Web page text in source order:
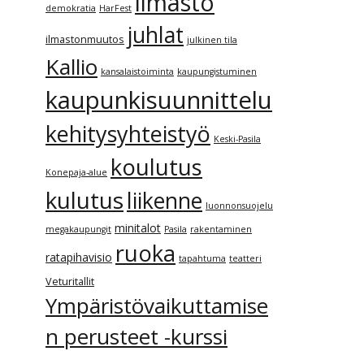
demokratia HarFest
ilmastonmuutos juhlat julkinen tila
Kallio kansalaistoiminta kaupungistuminen
kaupunkisuunnittelu
kehitysyhteistyö Keski-Pasila
Konepaja-alue koulutus
kulutusliikenne luonnonsuojelu
megakaupungit minitalot Pasila rakentaminen
ratapihavisio ruoka tapahtuma teatteri
Veturitallit
Ympäristövaikuttamise
n perusteet -kurssi